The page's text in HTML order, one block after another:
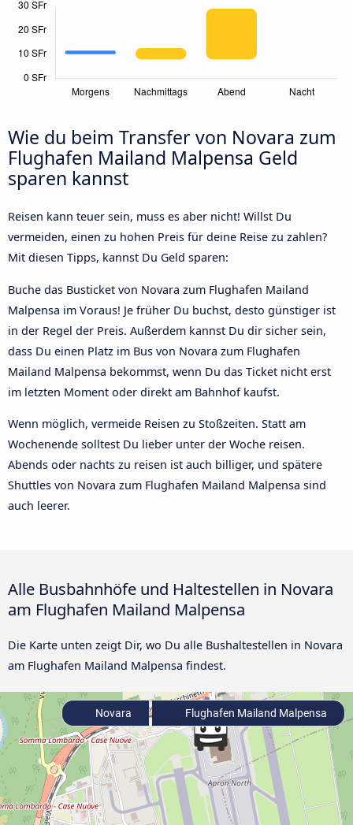
Wie du beim Transfer von Novara zum
Flughafen Mailand Malpensa Geld
sparen kannst
Reisen kann teuer sein, muss es aber nicht! Willst Du
vermeiden, einen zu hohen Preis für deine Reise zu zahlen?
Mit diesen Tipps, kannst Du Geld sparen:
Buche das Busticket von Novara zum Flughafen Mailand
Malpensa im Voraus! Je früher Du buchst, desto günstiger ist
in der Regel der Preis. Außerdem kannst Du dir sicher sein,
dass Du einen Platz im Bus von Novara zum Flughafen
Mailand Malpensa bekommst, wenn Du das Ticket nicht erst
im letzten Moment oder direkt am Bahnhof kaufst.
Wenn möglich, vermeide Reisen zu Stoßzeiten. Statt am
Wochenende solltest Du lieber unter der Woche reisen.
Abends oder nachts zu reisen ist auch billiger, und spätere
Shuttles von Novara zum Flughafen Mailand Malpensa sind
auch leerer.
Alle Busbahnhöfe und Haltestellen in Novara
am Flughafen Mailand Malpensa
Die Karte unten zeigt Dir, wo Du alle Bushaltestellen in Novara
am Flughafen Mailand Malpensa findest.
Novara Flughafen Mailand Malpensa